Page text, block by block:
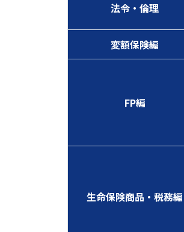
法令・倫理
変額保険編
FP編
生命保険商品・税務編